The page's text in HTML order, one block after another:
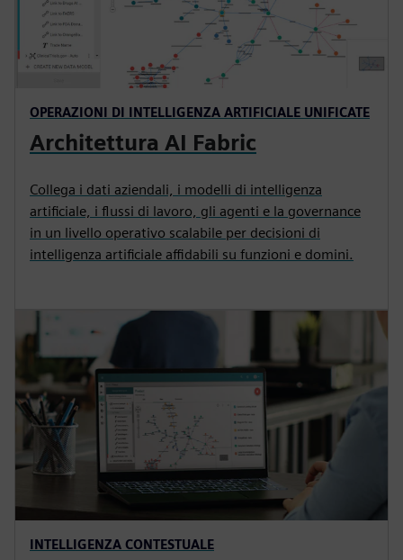
OPERAZIONI DI INTELLIGENZA ARTIFICIALE UNIFICATE
Architettura AI Fabric
Collega i dati aziendali, i modelli di intelligenza
artificiale, i flussi di lavoro, gli agenti e la governance
in un livello operativo scalabile per decisioni di
intelligenza artificiale affidabili su funzioni e domini.
INTELLIGENZA CONTESTUALE